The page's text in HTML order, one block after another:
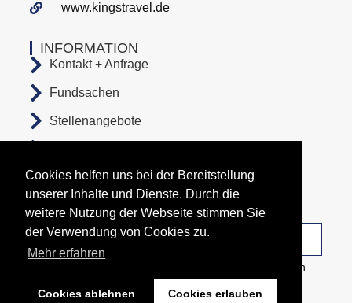
Cookies helfen uns bei der Bereitstellung
unserer Inhalte und Dienste. Durch die
weitere Nutzung der Webseite stimmen Sie
der Verwendung von Cookies zu.
Mehr erfahren
Cookies ablehnen Cookies erlauben
Copyright All Rights Reserved © 2026 Busunternehmen
KingsTravel
Unsere Abfahrtsorte
INFORMATION
Kontakt + Anfrage
Fundsachen
Stellenangebote
Datenschutz
www.kingstravel.de